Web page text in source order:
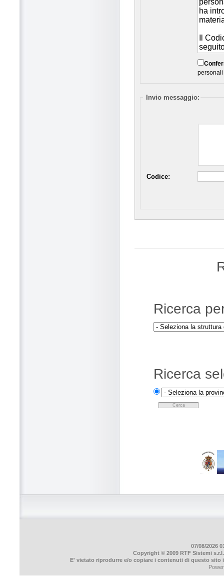
personali
Invio messaggio:
Codice:
Ricerca
Ricerca
07/08/2026
Copyright © 2009 RTF Sistemi
E' vietato riprodurre e/o copiare i contenuti di questo